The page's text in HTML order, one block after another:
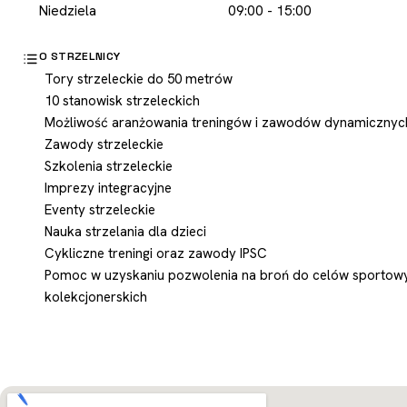
Niedziela
09:00 - 15:00
O STRZELNICY
Tory strzeleckie do 50 metrów
10 stanowisk strzeleckich
Możliwość aranżowania treningów i zawodów
Zawody strzeleckie
Szkolenia strzeleckie
Imprezy integracyjne
Eventy strzeleckie
Nauka strzelania dla dzieci
Cykliczne treningi oraz zawody IPSC
Pomoc w uzyskaniu pozwolenia na broń do celów
kolekcjonerskich